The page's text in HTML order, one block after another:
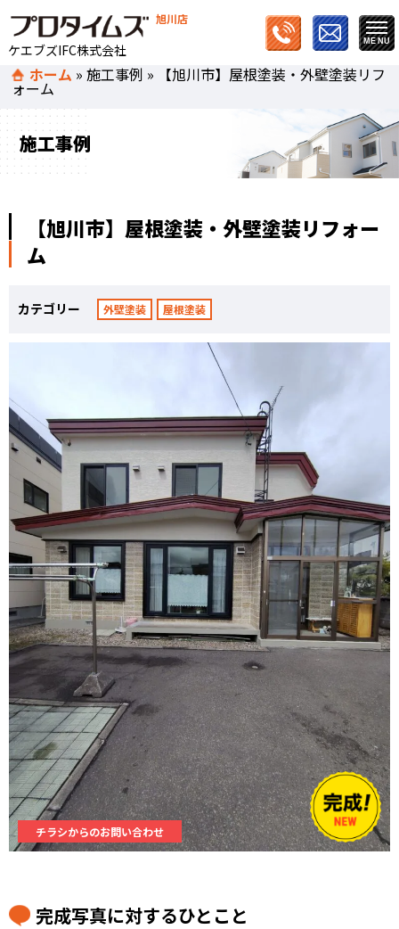
旭川店
ケエブズIFC株式会社
ホーム »施工事例 » 【旭川市】屋根塗装・外壁塗装リフ
ォーム
施工事例
【旭川市】屋根塗装・外壁塗装リフォー
ム
カテゴリー 外壁塗装 屋根塗装
チラシからのお問い合わせ
完成写真に対するひとこと